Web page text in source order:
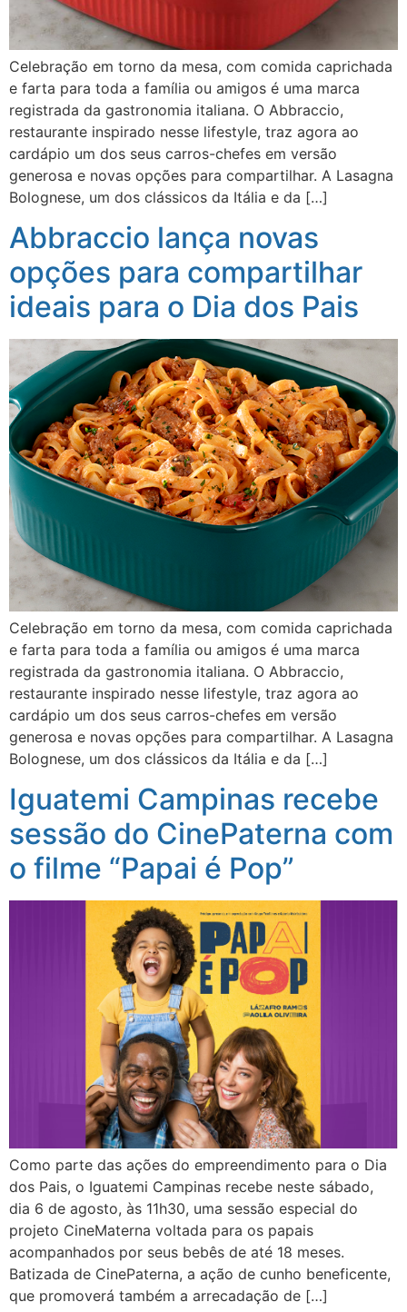
Celebração em torno da mesa, com comida caprichada
e farta para toda a família ou amigos é uma marca
registrada da gastronomia italiana. O Abbraccio,
restaurante inspirado nesse lifestyle, traz agora ao
cardápio um dos seus carros-chefes em versão
generosa e novas opções para compartilhar. A Lasagna
Bolognese, um dos clássicos da Itália e da […]
Abbraccio lança novas
opções para compartilhar
ideais para o Dia dos Pais
Celebração em torno da mesa, com comida caprichada
e farta para toda a família ou amigos é uma marca
registrada da gastronomia italiana. O Abbraccio,
restaurante inspirado nesse lifestyle, traz agora ao
cardápio um dos seus carros-chefes em versão
generosa e novas opções para compartilhar. A Lasagna
Bolognese, um dos clássicos da Itália e da […]
Iguatemi Campinas recebe
sessão do CinePaterna com
o filme “Papai é Pop”
Como parte das ações do empreendimento para o Dia
dos Pais, o Iguatemi Campinas recebe neste sábado,
dia 6 de agosto, às 11h30, uma sessão especial do
projeto CineMaterna voltada para os papais
acompanhados por seus bebês de até 18 meses.
Batizada de CinePaterna, a ação de cunho beneficente,
que promoverá também a arrecadação de […]